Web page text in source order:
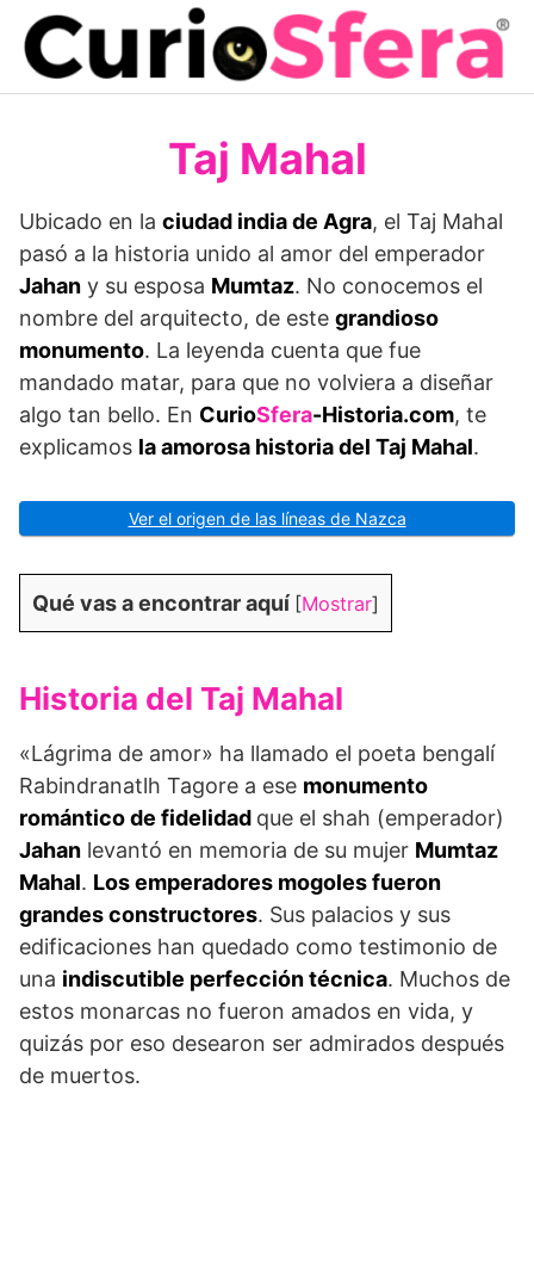
Saltar
contenido
Taj Mahal
Ubicado en la ciudad india de Agra, el Taj Mahal
pasó a la historia unido al amor del emperador
Jahan y su esposa Mumtaz. No conocemos el
nombre del arquitecto, de este grandioso
monumento. La leyenda cuenta que fue
mandado matar, para que no volviera a diseñar
algo tan bello. En CurioSfera-Historia.com, te
explicamos la amorosa historia del Taj Mahal.
Ver el origen de las líneas de Nazca
Qué vas a encontrar aquí [Mostrar]
Historia del Taj Mahal
«Lágrima de amor» ha llamado el poeta bengalí
Rabindranatlh Tagore a ese monumento
romántico de fidelidad que el shah (emperador)
Jahan levantó en memoria de su mujer Mumtaz
Mahal. Los emperadores mogoles fueron
grandes constructores. Sus palacios y sus
edificaciones han quedado como testimonio de
una indiscutible perfección técnica. Muchos de
estos monarcas no fueron amados en vida, y
quizás por eso desearon ser admirados después
de muertos.